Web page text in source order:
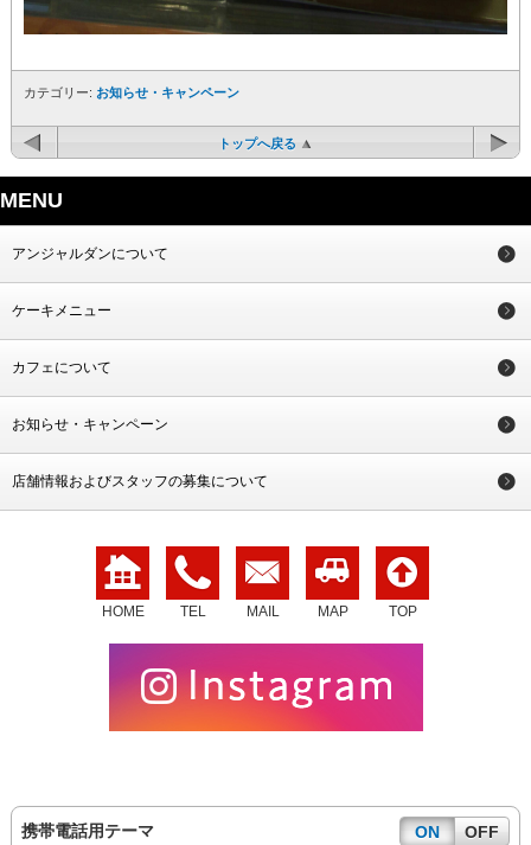
カテゴリー: お知らせ・キャンペーン
トップへ戻る
MENU
アンジャルダンについて
ケーキメニュー
カフェについて
お知らせ・キャンペーン
店舗情報およびスタッフの募集について
HOME TEL MAIL MAP TOP
携帯電話用テーマ ON OFF